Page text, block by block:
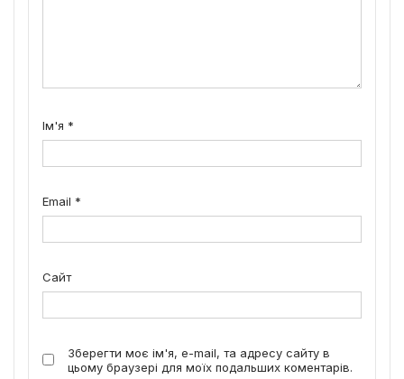
Ім'я *
Email *
Сайт
Зберегти моє ім'я, e-mail, та адресу сайту в
цьому браузері для моїх подальших коментарів.